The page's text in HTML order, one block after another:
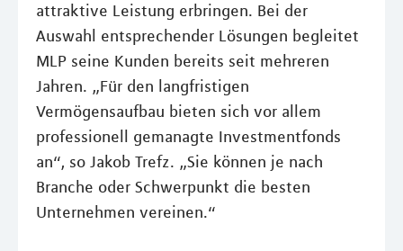
attraktive Leistung erbringen. Bei der
Auswahl entsprechender Lösungen begleitet
MLP seine Kunden bereits seit mehreren
Jahren. „Für den langfristigen
Vermögensaufbau bieten sich vor allem
professionell gemanagte Investmentfonds
an“, so Jakob Trefz. „Sie können je nach
Branche oder Schwerpunkt die besten
Unternehmen vereinen.“